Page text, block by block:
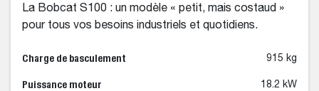
La Bobcat S100 : un modèle « petit, mais costaud »
pour tous vos besoins industriels et quotidiens.
Charge de basculement 915 kg
Puissance moteur 18.2 kW